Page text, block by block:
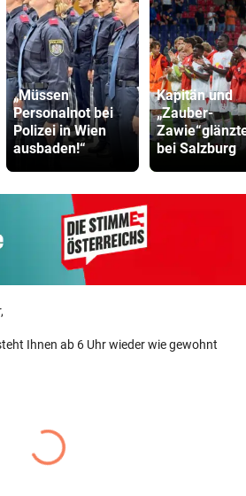
„Müssen
Personalnot bei
Polizei in Wien
ausbaden!“
Kapitän und
„Zauber-
bei Salzburg
Ihnen ab 6 Uhr wieder wie gewohnt